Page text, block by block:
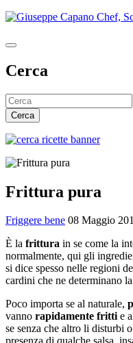
Cerca
Cerca
Frittura pura
Friggere bene 08 Maggio
È la frittura in se come la
normalmente, qui gli
si dice spesso nelle regioni
cardini che ne determinano
Poco importa se al naturale,
vanno rapidamente frittie
se senza che altro li disturbi